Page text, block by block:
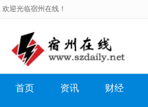
欢迎光临宿州在线！
首页 资讯 财经